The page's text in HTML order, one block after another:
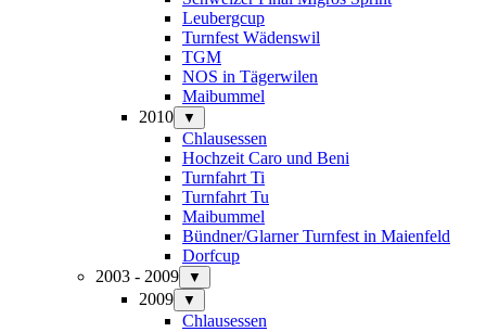
Leubergcup
Turnfest Wädenswil
TGM
NOS in Tägerwilen
Maibummel
2010
▼
Chlausessen
Hochzeit Caro und Beni
Turnfahrt Ti
Turnfahrt Tu
Maibummel
Bündner/Glarner Turnfest in Maienfeld
Dorfcup
2003 - 2009
▼
2009 ▼
Chlausessen